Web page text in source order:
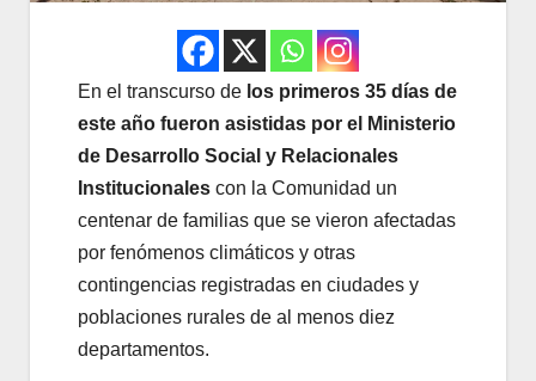
En el transcurso de los primeros 35 días de
este año fueron asistidas por el Ministerio
de Desarrollo Social y Relacionales
Institucionales con la Comunidad un
centenar de familias que se vieron afectadas
por fenómenos climáticos y otras
contingencias registradas en ciudades y
poblaciones rurales de al menos diez
departamentos.